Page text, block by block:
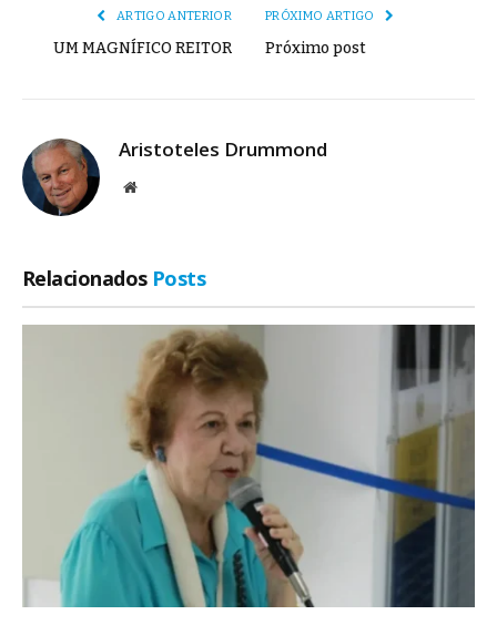
ARTIGO ANTERIOR
UM MAGNÍFICO REITOR
PRÓXIMO ARTIGO
Próximo post
Aristoteles Drummond
Site
Relacionados Posts